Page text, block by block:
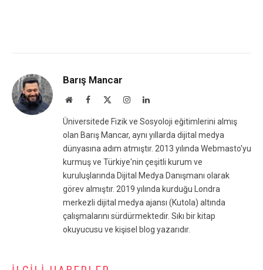
Barış Mancar
WebsiteFacebook InstagramLinkedIn
Üniversitede Fizik ve Sosyoloji eğitimlerini almış
olan Barış Mancar, aynı yıllarda dijital medya
dünyasına adım atmıştır. 2013 yılında Webmasto'yu
kurmuş ve Türkiye'nin çeşitli kurum ve
kuruluşlarında Dijital Medya Danışmanı olarak
görev almıştır. 2019 yılında kurduğu Londra
merkezli dijital medya ajansı (Kutola) altında
çalışmalarını sürdürmektedir. Sıkı bir kitap
okuyucusu ve kişisel blog yazarıdır.